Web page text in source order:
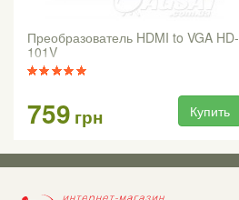
Преобразователь HDMI to VGA HD-
101V
759 грн Купить